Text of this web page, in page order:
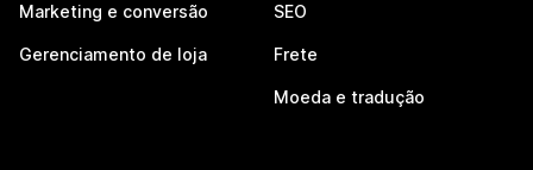
Marketing e conversão
Gerenciamento de loja
SEO
Frete
Moeda e tradução